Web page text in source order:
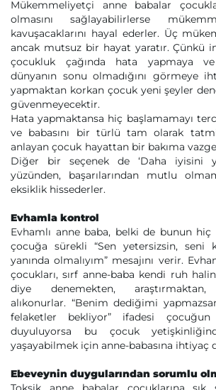
Mükemmeliyetçi anne babalar
olmasını sağlayabilirlerse
kavuşacaklarını hayal ederler. Üç
ancak mutsuz bir hayat yaratır. Çünkü
çocukluk çağında hata yapmaya
dünyanın sonu olmadığını görmeye
yapmaktan korkan çocuk yeni şeyler
güvenmeyecektir.
Hata yapmaktansa hiç başlamamayı
ve babasını bir türlü tam olarak
anlayan çocuk hayattan bir bakıma
Diğer bir seçenek de ‘Daha iyisini
yüzünden, başarılarından mutlu
eksiklik hissederler.
Evhamla kontrol
Evhamlı anne baba, belki de bunun hiç
çocuğa sürekli “Sen yetersizsin, seni
yanında olmalıyım” mesajını verir.
çocukları, sırf anne-baba kendi ruh
diye denemekten, araştırmaktan,
alıkonurlar. “Benim dediğimi
felaketler bekliyor” ifadesi çocuğun
duyuluyorsa bu çocuk
yaşayabilmek için anne-babasına ihtiyaç
Ebeveynin duygularından sorumlu